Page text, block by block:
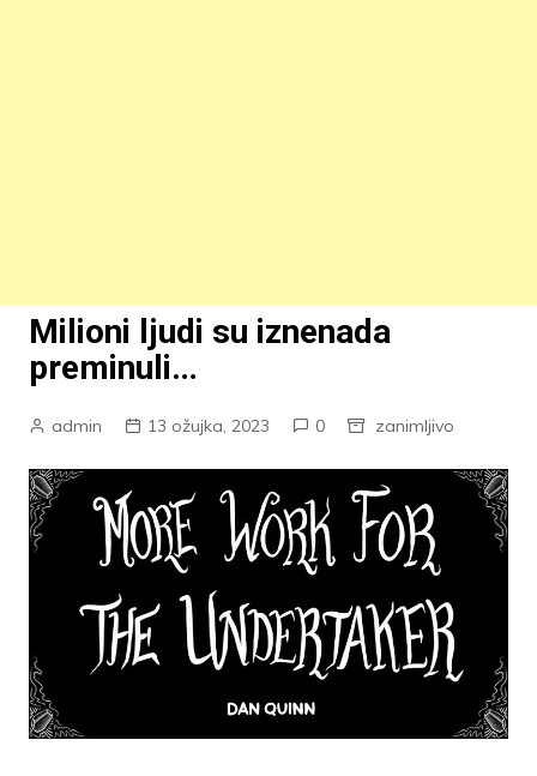
Milioni ljudi su iznenada
preminuli…
admin 13 ožujka, 2023 0 zanimljivo